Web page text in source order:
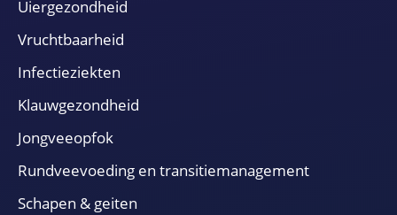
Uiergezondheid
Vruchtbaarheid
Infectieziekten
Klauwgezondheid
Jongveeopfok
Rundveevoeding en transitiemanagement
Schapen & geiten